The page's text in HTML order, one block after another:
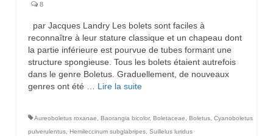
8
par Jacques Landry Les bolets sont faciles à
reconnaître à leur stature classique et un chapeau dont
la partie inférieure est pourvue de tubes formant une
structure spongieuse. Tous les bolets étaient autrefois
dans le genre Boletus. Graduellement, de nouveaux
genres ont été … Lire la suite­­
Aureoboletus roxanae, Baorangia bicolor, Boletaceae, Boletus, Cyanoboletus
pulverulentus, Hemileccinum subglabripes, Suillelus luridus